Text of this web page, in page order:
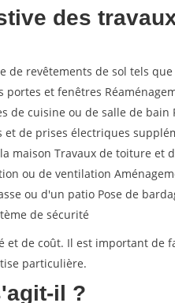
des
de revêtements de sol tels
et fenêtres
de cuisine ou de salle de bain
de prises électriques
maison Travaux de toiture et
ou de ventilation
ou d'un patio Pose de
de sécurité
et de coût. Il est important de
particulière.
il ?